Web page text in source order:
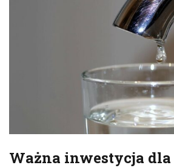
Ważna inwestycja dla